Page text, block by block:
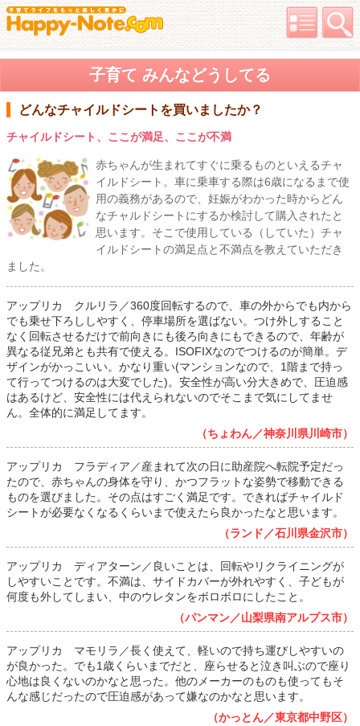
子育て みんなどうしてる
どんなチャイルドシートを買いましたか？
チャイルドシート、ここが満足、ここが不満
赤ちゃんが生まれてすぐに乗るものといえるチャ
イルドシート。車に乗車する際は6歳になるまで使
用の義務があるので、妊娠がわかった時からどん
なチャルドシートにするか検討して購入されたと
思います。そこで使用している（していた）チャ
イルドシートの満足点と不満点を教えていただき
ました。
アップリカ クルリラ／360度回転するので、車の外からでも内から
でも乗せ下ろししやすく、停車場所を選ばない。つけ外しすること
なく回転させるだけで前向きにも後ろ向きにもできるので、年齢が
異なる従兄弟とも共有で使える。ISOFIXなのでつけるのが簡単。デ
ザインがかっこいい。かなり重い(マンションなので、1階まで持っ
て行ってつけるのは大変でした)。安全性が高い分大きめで、圧迫感
はあるけど、安全性には代えられないのでそこまで気にしてませ
ん。全体的に満足してます。
（ちょわん／神奈川県川崎市）
アップリカ フラディア／産まれて次の日に助産院へ転院予定だっ
たので、赤ちゃんの身体を守り、かつフラットな姿勢で移動できる
ものを選びました。その点はすごく満足です。できればチャイルド
シートが必要なくなるくらいまで使えたら良かったなと思います。
（ランド／石川県金沢市）
アップリカ ディアターン／良いことは、回転やリクライニングが
しやすいことです。不満は、サイドカバーが外れやすく、子どもが
何度も外してしまい、中のウレタンをボロボロにしたこと。
（パンマン／山梨県南アルプス市）
アップリカ マモリラ／長く使えて、軽いので持ち運びしやすいの
が良かった。でも1歳くらいまでだと、座らせると泣き叫ぶので座り
心地は良くないのかなと思った。他のメーカーのものも使ってもそ
んな感じだったので圧迫感があって嫌なのかなと思います。
（かっとん／東京都中野区）